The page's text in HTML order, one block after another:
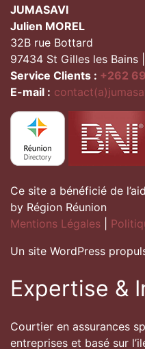
JUMASAVI
Julien MOREL
32B rue Bottard
97434 St Gilles les Bains
Service Clients : +262
E-mail :
Ce site a bénéficié de
by Région Réunion
Mentions Légales
Un site WordPress
Expertise &
Courtier en assurances
entreprises et basé sur